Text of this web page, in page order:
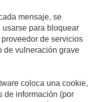
mensaje, se
para bloquear
de servicios
de vulneración grave
coloca una cookie,
de información (por